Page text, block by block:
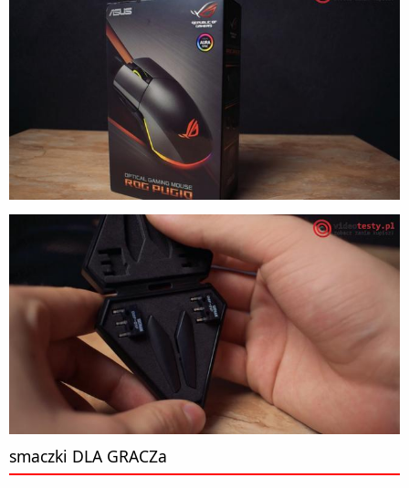
smaczki DLA GRACZa